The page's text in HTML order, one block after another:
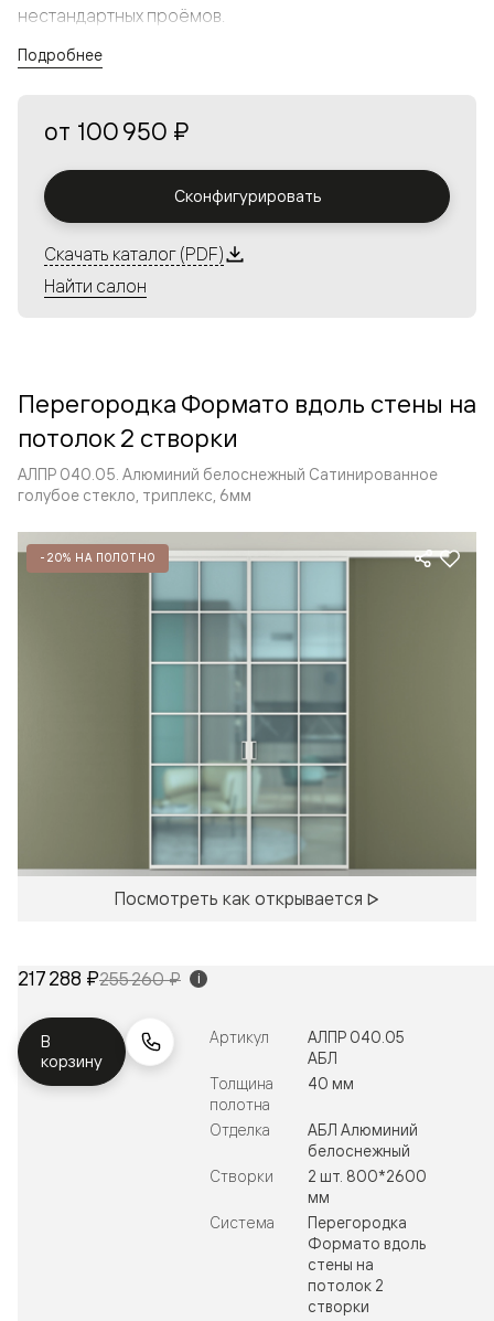
нестандартных проёмов.
а большой выбор вставок из стекла с различными
решения в интерьере и варьировать освещённость.
Алюминиевые перегородки имеют единый профиль
с алюминиевыми дверьми и легко сочетаются в одном
алюминиевых перегородок и дверей координируется
со стеновыми панелями Волховец.
Подробнее
от 100 950 ₽
Сконфигурировать
Скачать каталог (PDF)
Найти салон
Перегородка Формато вдоль стены на
потолок 2 створки
АЛПР 040.05. Алюминий белоснежный Сатинированное
голубое стекло, триплекс, 6мм
-20% НА ПОЛОТНО
Посмотреть как открывается
217 288 ₽255 260 ₽ i
В
корзину
Артикул
АЛПР 040.05
АБЛ
Толщина
полотна
40 мм
Отделка
АБЛ Алюминий
белоснежный
Створки
2 шт. 800*2600
мм
Система
Перегородка
Формато вдоль
стены на
потолок 2
створки